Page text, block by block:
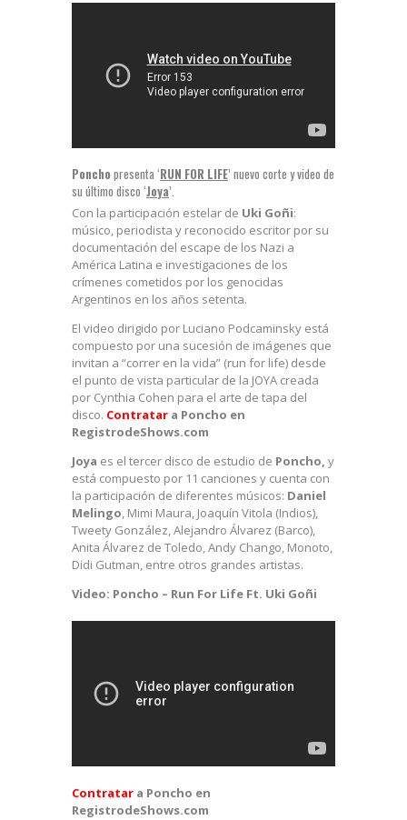
Poncho presenta ‘RUN FOR LIFE’ nuevo corte y video de
su último disco ‘Joya’.
Con la participación estelar de Uki Goñi:
músico, periodista y reconocido escritor por su
documentación del escape de los Nazi a
América Latina e investigaciones de los
crímenes cometidos por los genocidas
Argentinos en los años setenta.
El video dirigido por Luciano Podcaminsky está
compuesto por una sucesión de imágenes que
invitan a “correr en la vida” (run for life) desde
el punto de vista particular de la JOYA creada
por Cynthia Cohen para el arte de tapa del
disco. Contratar a Poncho en
RegistrodeShows.com
Joya es el tercer disco de estudio de Poncho, y
está compuesto por 11 canciones y cuenta con
la participación de diferentes músicos: Daniel
Melingo, Mimi Maura, Joaquín Vitola (Indios),
Tweety González, Alejandro Álvarez (Barco),
Anita Álvarez de Toledo, Andy Chango, Monoto,
Didi Gutman, entre otros grandes artistas.
Video: Poncho – Run For Life Ft. Uki Goñi
Contratar a Poncho en
RegistrodeShows.com